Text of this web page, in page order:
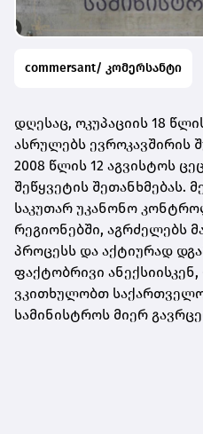
commersant/ კომერსანტი
დღესაც, ოკუპაციის 18
ასრულებს ევროკავშირის
2008 წლის 12 აგვისტოს
შეწყვეტის შეთანხმებას.
საკუთარ უკანონო
რეგიონებში, აგრძელებს
პროცესს და აქტიურად
ფაქტობრივი ანექსიისკენ,
ვკითხულობთ
სამინისტროს მიერ